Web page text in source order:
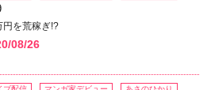
円を荒稼ぎ!?
08/26